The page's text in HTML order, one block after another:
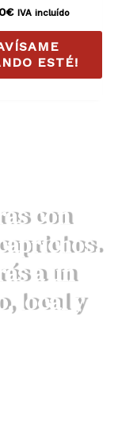
€ IVA incluído
ESTÉ!
con
a un
local y